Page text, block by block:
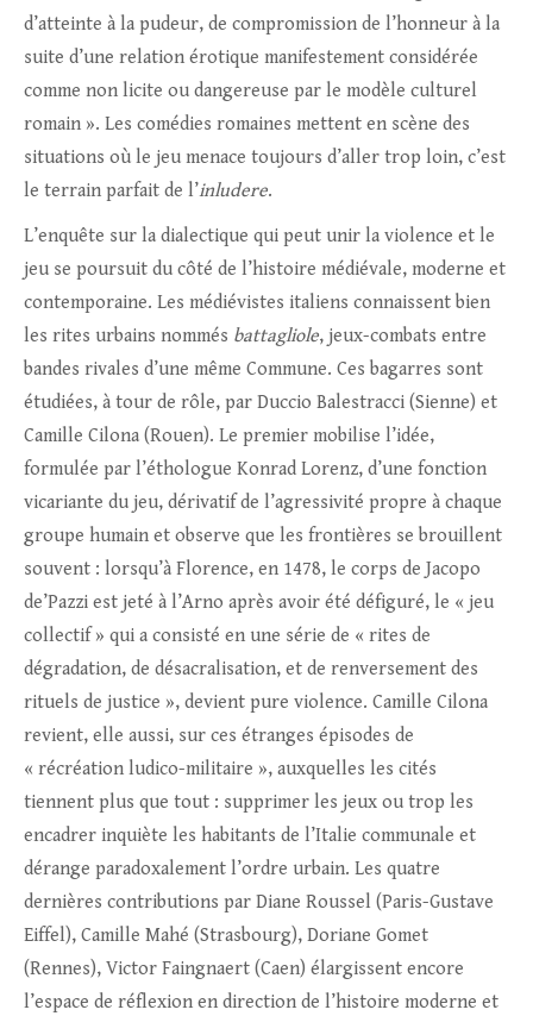
d’atteinte à la pudeur, de compromission de l’honneur à la
suite d’une relation érotique manifestement considérée
comme non licite ou dangereuse par le modèle culturel
romain ». Les comédies romaines mettent en scène des
situations où le jeu menace toujours d’aller trop loin, c’est
le terrain parfait de l’inludere.
L’enquête sur la dialectique qui peut unir la violence et le
jeu se poursuit du côté de l’histoire médiévale, moderne et
contemporaine. Les médiévistes italiens connaissent bien
les rites urbains nommés battagliole, jeux-combats entre
bandes rivales d’une même Commune. Ces bagarres sont
étudiées, à tour de rôle, par Duccio Balestracci (Sienne) et
Camille Cilona (Rouen). Le premier mobilise l’idée,
formulée par l’éthologue Konrad Lorenz, d’une fonction
vicariante du jeu, dérivatif de l’agressivité propre à chaque
groupe humain et observe que les frontières se brouillent
souvent : lorsqu’à Florence, en 1478, le corps de Jacopo
de’Pazzi est jeté à l’Arno après avoir été défiguré, le « jeu
collectif » qui a consisté en une série de « rites de
dégradation, de désacralisation, et de renversement des
rituels de justice », devient pure violence. Camille Cilona
revient, elle aussi, sur ces étranges épisodes de
« récréation ludico-militaire », auxquelles les cités
tiennent plus que tout : supprimer les jeux ou trop les
encadrer inquiète les habitants de l’Italie communale et
dérange paradoxalement l’ordre urbain. Les quatre
dernières contributions par Diane Roussel (Paris-Gustave
Eiffel), Camille Mahé (Strasbourg), Doriane Gomet
(Rennes), Victor Faingnaert (Caen) élargissent encore
l’espace de réflexion en direction de l’histoire moderne et